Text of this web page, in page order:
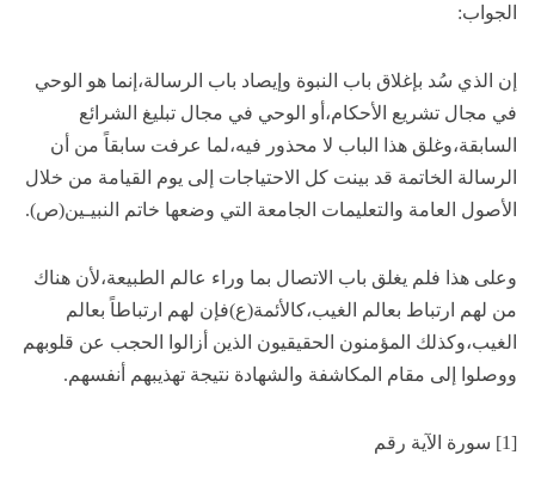
الجواب:
إن الذي سُد بإغلاق باب النبوة وإيصاد باب الرسالة،إنما هو الوحي
في مجال تشريع الأحكام،أو الوحي في مجال تبليغ الشرائع
السابقة،وغلق هذا الباب لا محذور فيه،لما عرفت سابقاً من أن
الرسالة الخاتمة قد بينت كل الاحتياجات إلى يوم القيامة من خلال
الأصول العامة والتعليمات الجامعة التي وضعها خاتم النبيـين(ص).
وعلى هذا فلم يغلق باب الاتصال بما وراء عالم الطبيعة،لأن هناك
من لهم ارتباط بعالم الغيب،كالأئمة(ع)فإن لهم ارتباطاً بعالم
الغيب،وكذلك المؤمنون الحقيقيون الذين أزالوا الحجب عن قلوبهم
ووصلوا إلى مقام المكاشفة والشهادة نتيجة تهذيبهم أنفسهم.
[1] سورة الآية رقم